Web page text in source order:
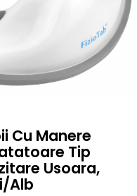
Cu Manere
Tip
Usoara,
Alb